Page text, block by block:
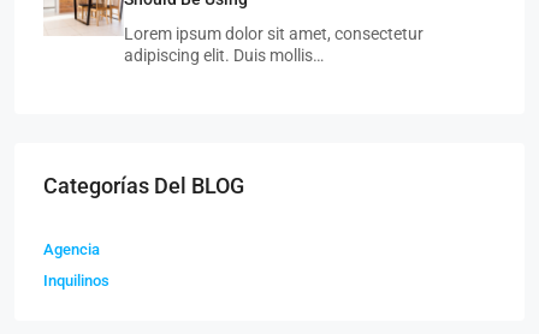
Lorem ipsum dolor sit amet, consectetur
adipiscing elit. Duis mollis…
Categorías Del BLOG
Agencia
Inquilinos